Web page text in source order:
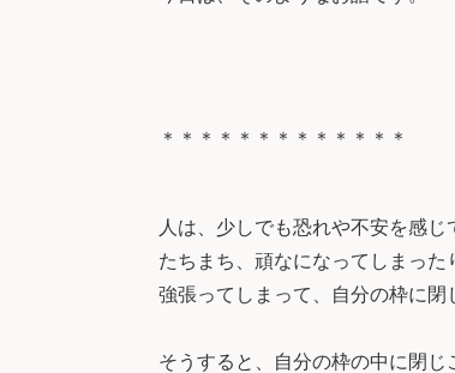
＊＊＊＊＊＊＊＊＊＊＊＊＊
人は、少しでも恐れや不安を感じ
たちまち、頑なになってしまった
強張ってしまって、自分の枠に閉
そうすると、自分の枠の中に閉じ